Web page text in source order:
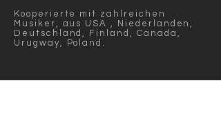
Kooperierte mit zahlreichen
Musiker, aus USA , Niederlanden,
Deutschland, Finland, Canada,
Urugway, Poland .